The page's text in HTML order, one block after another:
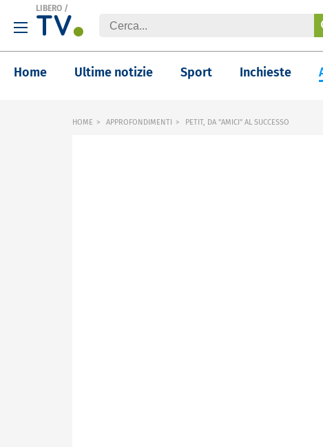
LIBERO /
Home Ultime notizie Sport Inchieste
HOME APPROFONDIMENTI PETIT, DA "AMICI" AL SUCCESSO